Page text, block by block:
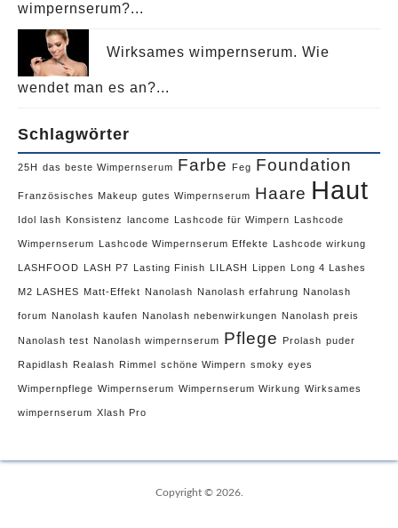
wimpernserum?...
Wirksames wimpernserum. Wie
wendet man es an?...
Schlagwörter
25H das beste Wimpernserum Farbe Feg Foundation
Französisches Makeup gutes Wimpernserum Haare Haut
Idol lash Konsistenz lancome Lashcode für Wimpern Lashcode
Wimpernserum Lashcode Wimpernserum Effekte Lashcode wirkung
LASHFOOD LASH P7 Lasting Finish LILASH Lippen Long 4 Lashes
M2 LASHES Matt-Effekt Nanolash Nanolash erfahrung Nanolash
forum Nanolash kaufen Nanolash nebenwirkungen Nanolash preis
Nanolash test Nanolash wimpernserum Pflege Prolash puder
Rapidlash Realash Rimmel schöne Wimpern smoky eyes
Wimpernpflege Wimpernserum Wimpernserum Wirkung Wirksames
wimpernserum Xlash Pro
Copyright © 2026.